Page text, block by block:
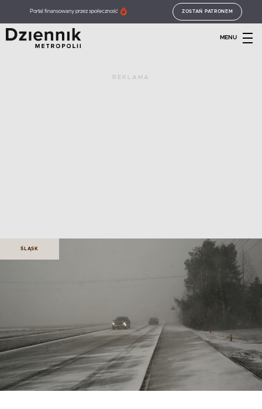
Portal finansowany przez społeczność ZOSTAŃ PATRONEM
MENU
REKLAMA
ŚLĄSK